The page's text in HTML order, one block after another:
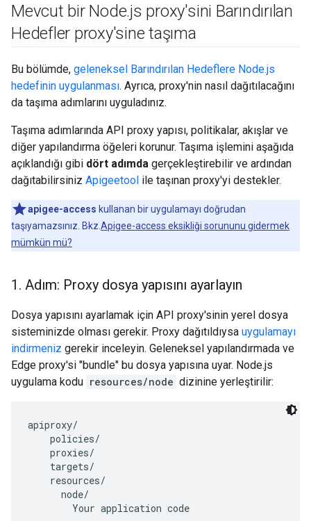
Mevcut bir Node.js proxy'sini Barındırılan
Hedefler proxy'sine taşıma
Bu bölümde, geleneksel Barındırılan Hedeflere Node.js
hedefinin uygulanması. Ayrıca, proxy'nin nasıl dağıtılacağını
da taşıma adımlarını uyguladınız.
Taşıma adımlarında API proxy yapısı, politikalar, akışlar ve
diğer yapılandırma öğeleri korunur. Taşıma işlemini aşağıda
açıklandığı gibi dört adımda gerçekleştirebilir ve ardından
dağıtabilirsiniz Apigeetool ile taşınan proxy'yi destekler.
apigee-access kullanan bir uygulamayı doğrudan
taşıyamazsınız. Bkz.Apigee-access eksikliği sorununu gidermek
mümkün mü?
1 . Adım: Proxy dosya yapısını ayarlayın
Dosya yapısını ayarlamak için API proxy'sinin yerel dosya
sisteminizde olması gerekir. Proxy dağıtıldıysa uygulamayı
indirmeniz gerekir inceleyin. Geleneksel yapılandırmada ve
Edge proxy'si "bundle" bu dosya yapısına uyar. Node.js
uygulama kodu resources/node dizinine yerleştirilir:
apiproxy/
    policies/
    proxies/
    targets/
    resources/
      node/
        Your application code